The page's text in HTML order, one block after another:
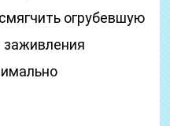
огрубевшую
заживления